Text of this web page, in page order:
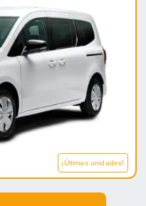
¡Últimas unidades!